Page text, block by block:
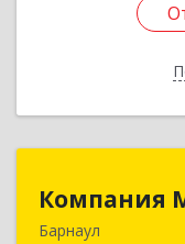
Компания
Барнаул